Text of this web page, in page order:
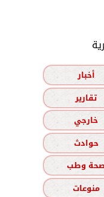
أخبار
تقارير
خارجي
حوادث
وطب
منوعات